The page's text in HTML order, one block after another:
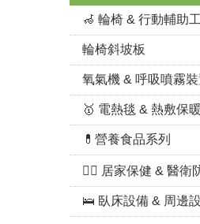
🦽 輪椅 & 行動輔助
輪椅斜坡板
氧氣機 & 呼吸噴霧裝
🥇 電熱毯 & 熱敷保
💊營養食品系列
👨‍⚕️ 居家保健 & 醫衛
🛌 臥床設備 & 周邊